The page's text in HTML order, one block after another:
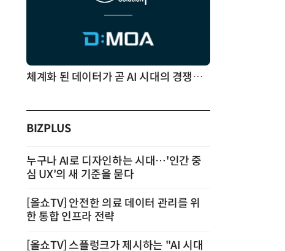
체계화 된 데이터가 곧 AI 시대의 경쟁력이다
BIZPLUS
누구나 AI로 디자인하는 시대…'인간 중
심 UX'의 새 기준을 묻다
[올쇼TV] 안전한 의료 데이터 관리를 위
한 통합 인프라 전략
[올쇼TV] 스플렁크가 제시하는 "AI 시대